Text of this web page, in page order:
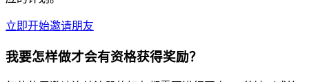
立即开始邀请朋友
我要怎样做才会有资格获得奖励？